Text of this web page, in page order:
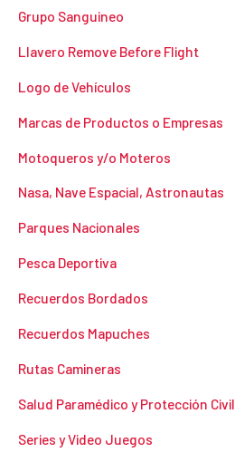
Grupo Sanguineo
Llavero Remove Before Flight
Logo de Vehículos
Marcas de Productos o Empresas
Motoqueros y/o Moteros
Nasa, Nave Espacial, Astronautas
Parques Nacionales
Pesca Deportiva
Recuerdos Bordados
Recuerdos Mapuches
Rutas Camineras
Salud Paramédico y Protección Civil
Series y Video Juegos